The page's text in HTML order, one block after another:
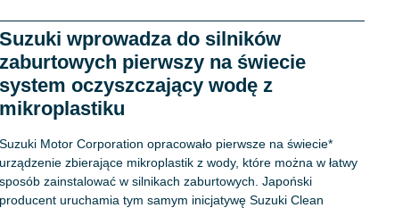
Suzuki wprowadza do silników
zaburtowych pierwszy na świecie
system oczyszczający wodę z
mikroplastiku
Suzuki Motor Corporation opracowało pierwsze na świecie*
urządzenie zbierające mikroplastik z wody, które można w łatwy
sposób zainstalować w silnikach zaburtowych. Japoński
producent uruchamia tym samym inicjatywę Suzuki Clean